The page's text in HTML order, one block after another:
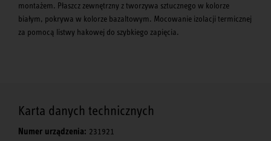
montażem. Płaszcz zewnętrzny z tworzywa sztucznego w kolorze
białym, pokrywa w kolorze bazaltowym. Mocowanie izolacji termicznej
za pomocą listwy hakowej do szybkiego zapięcia.
Karta danych technicznych
Numer urządzenia: 231921